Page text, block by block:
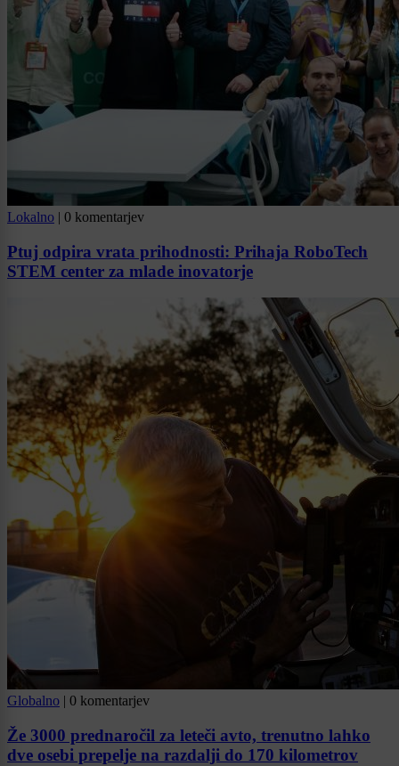
Lokalno | 0 komentarjev
Ptuj odpira vrata prihodnosti: Prihaja RoboTech
STEM center za mlade inovatorje
Globalno | 0 komentarjev
Že 3000 prednaročil za leteči avto, trenutno lahko
dve osebi prepelje na razdalji do 170 kilometrov